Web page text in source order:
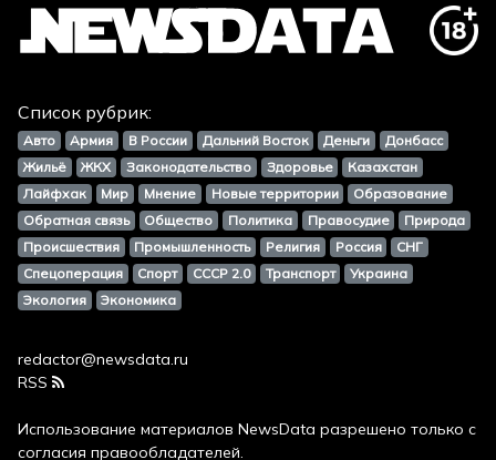
Список рубрик:
Авто Армия В России Дальний Восток Деньги
Донбасс
Жильё
ЖКХ Законодательство Здоровье
Казахстан
Лайфхак
Мир Мнение Новые территории
Образование
Обратная связь
Общество Политика Правосудие
Природа
Происшествия
Промышленность Религия Россия
СНГ
Спецоперация
Спорт СССР 2.0 Транспорт
Украина
Экология
Экономика
redactor@newsdata.ru
RSS
Использование материалов NewsData разрешено только с
согласия правообладателей.